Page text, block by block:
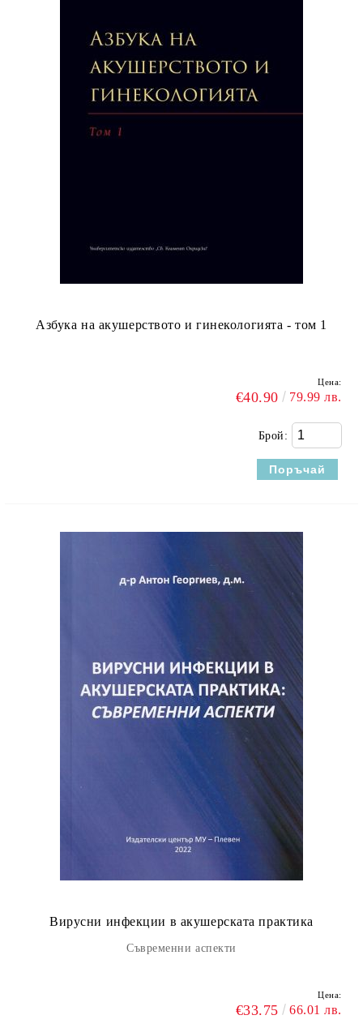
Азбука на акушерството и гинекологията - том 1
Цена:
€40.90 79.99 лв.
Брой:
Вирусни инфекции в акушерската практика
Съвременни аспекти
Цена:
€33.75 66.01 лв.